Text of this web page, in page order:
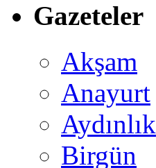
Gazeteler
Akşam
Anayurt
Aydınlık
Birgün